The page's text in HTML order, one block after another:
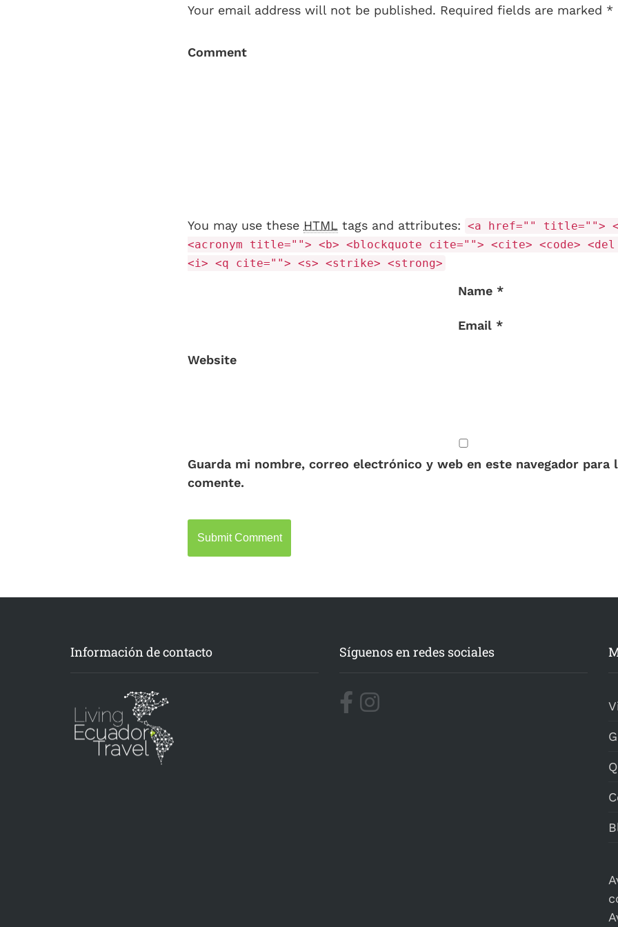
Your email address will not be published. Required fields are marked *
Comment
You may use these HTML tags and attributes: <a href="" title="">
<acronym title=""> <b> <blockquote cite=""> <cite> <code> <del
<i> <q cite=""> <s> <strike> <strong>
Name *
Email *
Website
Guarda mi nombre, correo electrónico y web en este navegador para
comente.
Información de contacto Síguenos en redes sociales